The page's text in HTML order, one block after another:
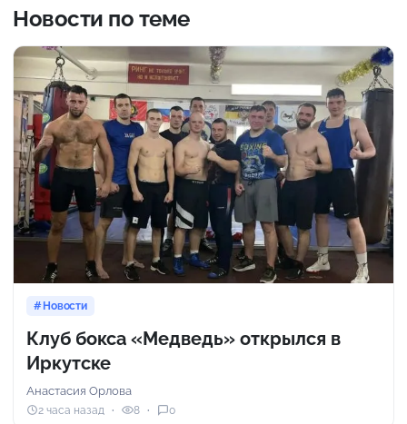
Новости по теме
Новости
Клуб бокса «Медведь» открылся в
Иркутске
Анастасия Орлова
2 часа назад 8 0